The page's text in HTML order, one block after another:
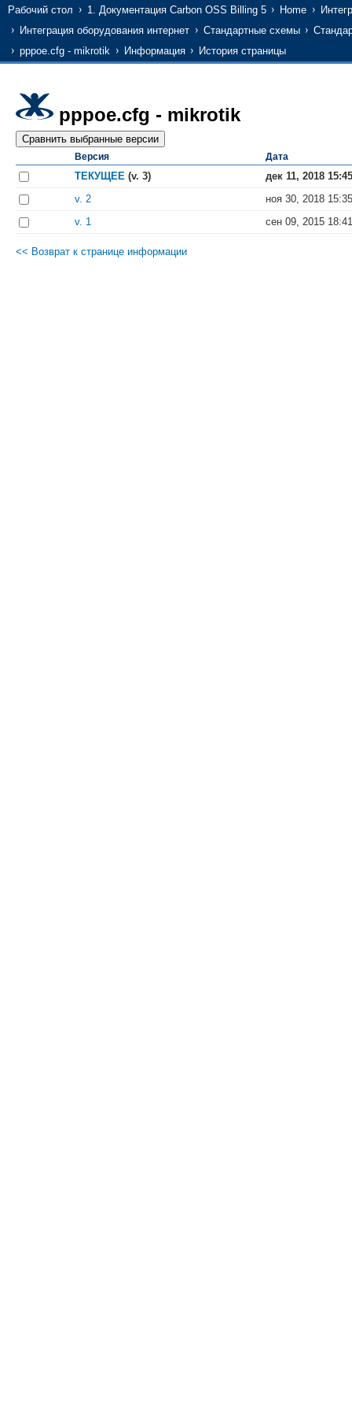
Рабочий стол 1. Документация Carbon OSS Billing 5 Home
Интеграция оборудования интернет
Стандартные схемы
pppoe.cfg - mikrotik
Информация История страницы
pppoe.cfg - mikrotik
Версия Дата
ТЕКУЩЕЕ (v. 3)
дек 11, 2018 15:45
v. 2
ноя 30, 2018 15:35
v. 1
сен 09, 2015 18:41
<< Возврат к странице информации